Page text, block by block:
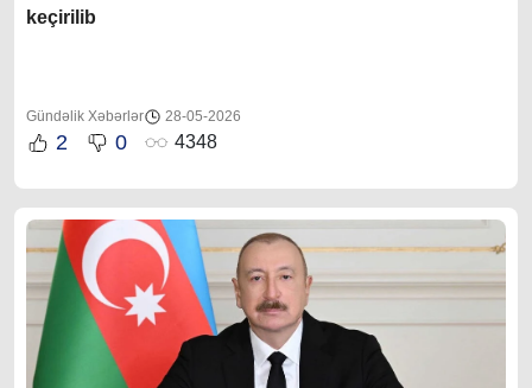
keçirilib
Gündəlik Xəbərlər 28-05-2026
2 0 4348